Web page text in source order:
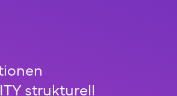
strukturell